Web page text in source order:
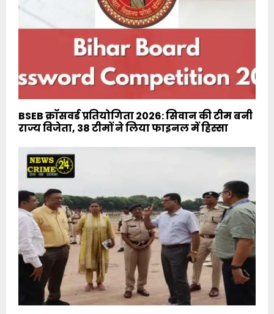
BSEB क्रॉसवर्ड प्रतियोगिता 2026: सिवान की टीम बनी
राज्य विजेता, 38 टीमों ने लिया फाइनल में हिस्सा